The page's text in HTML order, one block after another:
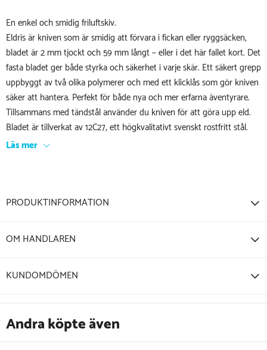
En enkel och smidig friluftskiv.
Eldris är kniven som är smidig att förvara i fickan eller ryggsäcken,
bladet är 2 mm tjockt och 59 mm långt – eller i det här fallet kort. Det
fasta bladet ger både styrka och säkerhet i varje skär. Ett säkert grepp
uppbyggt av två olika polymerer och med ett klicklås som gör kniven
säker att hantera. Perfekt för både nya och mer erfarna äventyrare.
Tillsammans med tändstål använder du kniven för att göra upp eld.
Bladet är tillverkat av 12C27, ett högkvalitativt svenskt rostfritt stål.
Läs mer
PRODUKTINFORMATION
OM HANDLAREN
KUNDOMDÖMEN
Andra köpte även